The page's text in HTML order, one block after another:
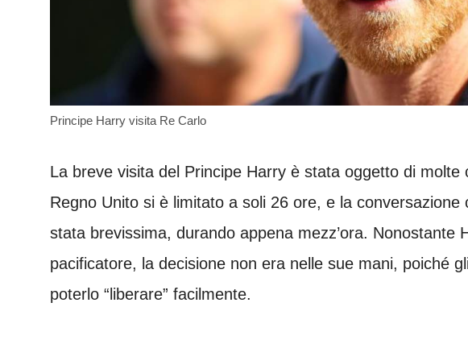
Principe Harry visita Re Carlo
La breve visita del Principe Harry è stata oggetto di molte
Regno Unito si è limitato a soli 26 ore, e la
stata brevissima, durando appena mezz’ora. Nonostante
pacificatore, la decisione non era nelle sue mani, poiché
poterlo “liberare” facilmente.